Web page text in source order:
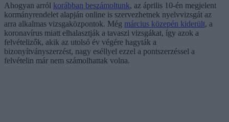
Ahogyan arról korábban beszámoltunk, az április 10-én megjelent
kormányrendelet alapján online is szervezhetnek nyelvvizsgát az
arra alkalmas vizsgaközpontok. Még március közepén kiderült, a
koronavírus miatt elhalasztják a tavaszi vizsgákat, így azok a
felvételizők, akik az utolsó év végére hagyták a
bizonyítványszerzést, nagy eséllyel ezzel a pontszerzéssel a
felvételin már nem számolhattak volna.